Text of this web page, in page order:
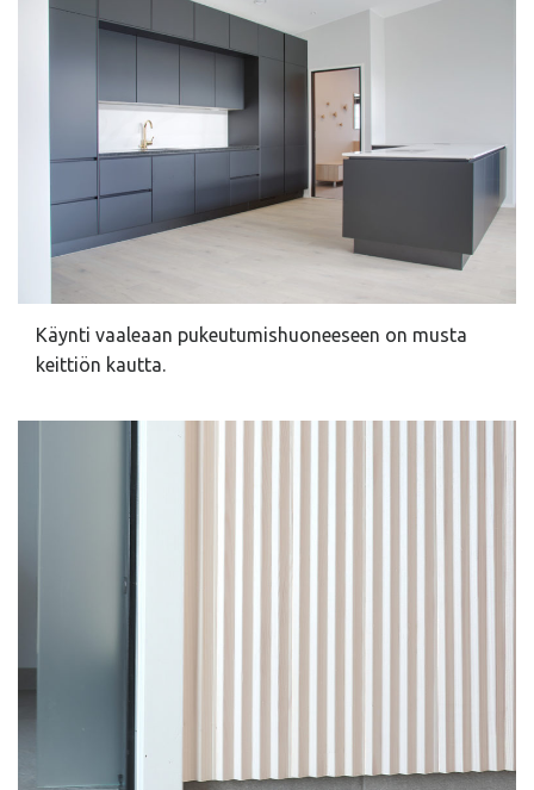
Käynti vaaleaan pukeutumishuoneeseen on musta
keittiön kautta.